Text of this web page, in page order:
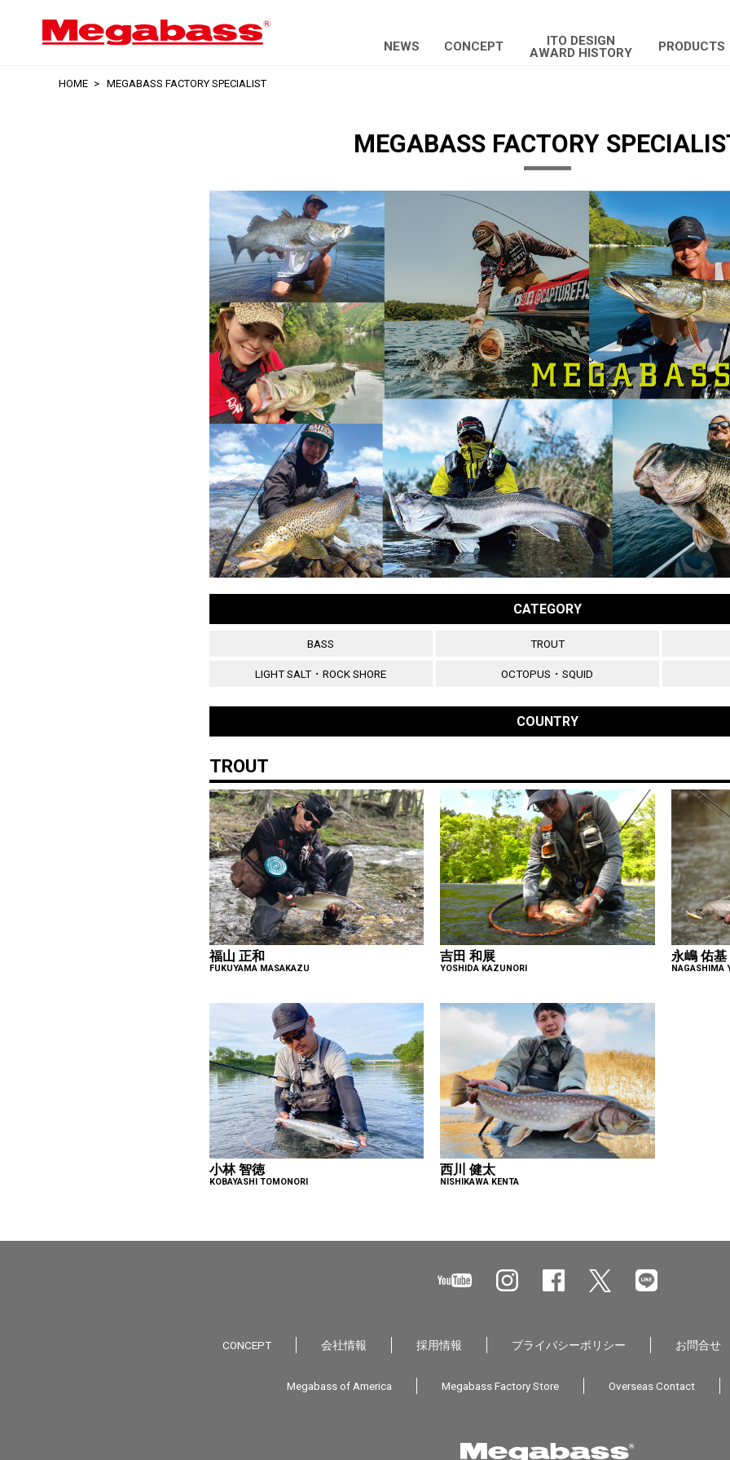
NEWS CONCEPT
ITO DESIGN
AWARD HISTORY
PRODUCTS
HOME MEGABASS FACTORY SPECIALIST
MEGABASS FACTORY
CATEGORY
BASS TROUT
LIGHT SALT・ROCK SHORE OCTOPUS・SQUID
COUNTRY
TROUT
福山 正和
FUKUYAMA MASAKAZU
吉田 和展
YOSHIDA KAZUNORI
永嶋 佑基
NAGASHIMA
小林 智徳
KOBAYASHI TOMONORI
西川 健太
NISHIKAWA KENTA
CONCEPT 会社情報 採用情報 プライバシーポリシー お問合せ
Megabass of America Megabass Factory Store Overseas Contact